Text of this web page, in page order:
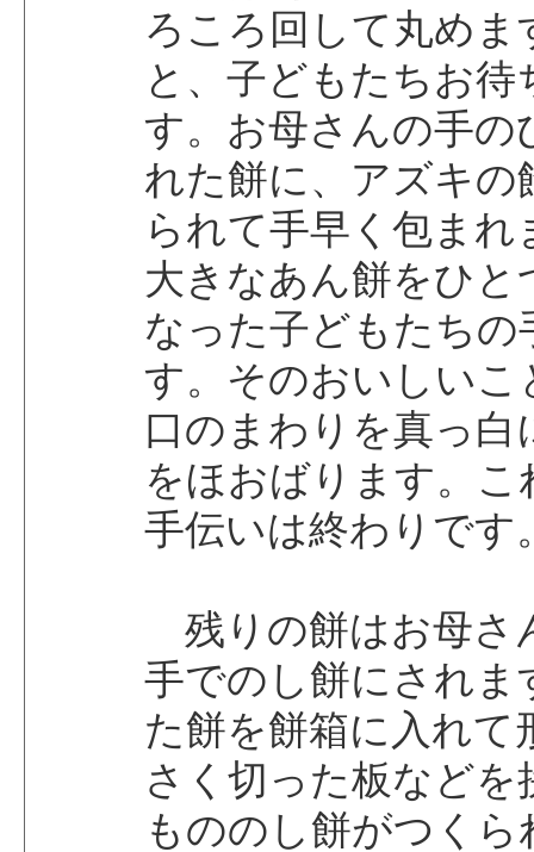
ろころ回して丸め
と、子どもたちお
す。お母さんの手の
れた餅に、アズキ
られて手早く包ま
大きなあん餅をひと
なった子どもたち
す。そのおいしいこ
口のまわりを真っ
をほおばります。
手伝いは終わりです
残りの餅はお母さ
手でのし餅にされま
た餅を餅箱に入れて
さく切った板などを
もののし餅がつく